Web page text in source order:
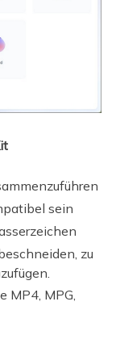
sein
zu
MP4, MPG,